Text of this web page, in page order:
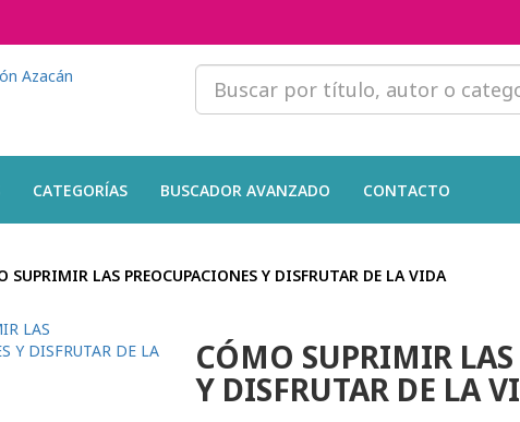
CATEGORÍAS BUSCADOR AVANZADO CONTACTO
SUPRIMIR LAS PREOCUPACIONES Y DISFRUTAR DE LA VIDA
CÓMO SUPRIMIR
Y DISFRUTAR DE LA